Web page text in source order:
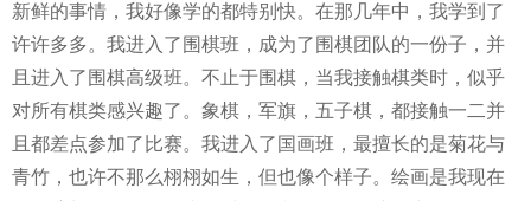
新鲜的事情，我好像学的都特别快。在那几年中，我学到了
许许多多。我进入了围棋班，成为了围棋团队的一份子，并
且进入了围棋高级班。不止于围棋，当我接触棋类时，似乎
对所有棋类感兴趣了。象棋，军旗，五子棋，都接触一二并
且都差点参加了比赛。我进入了国画班，最擅长的是菊花​与
青竹，也许不那么栩栩如生，但也像个样子。绘画是我现在